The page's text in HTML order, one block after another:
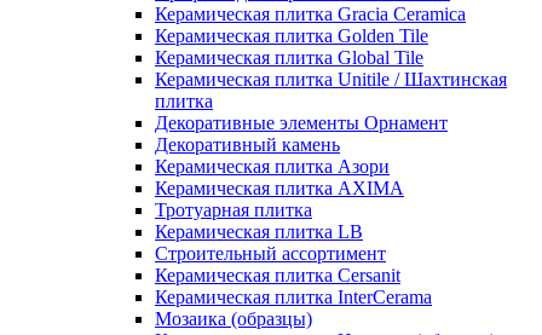
Керамическая плитка Gracia Ceramica
Керамическая плитка Golden Tile
Керамическая плитка Global Tile
Керамическая плитка Unitile / Шахтинская
плитка
Декоративные элементы Орнамент
Декоративный камень
Керамическая плитка Азори
Керамическая плитка AXIMA
Тротуарная плитка
Керамическая плитка LB
Строительный ассортимент
Керамическая плитка Cersanit
Керамическая плитка InterCerama
Мозаика (образцы)